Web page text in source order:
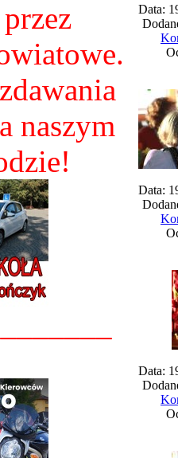
naszym
Data:
Data:
Data: